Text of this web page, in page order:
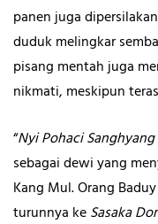
panen juga
duduk melingkar
pisang mentah juga
nikmati, meskipun
“Nyi Pohaci
sebagai dewi yang
Kang Mul. Orang
turunnya keSasaka